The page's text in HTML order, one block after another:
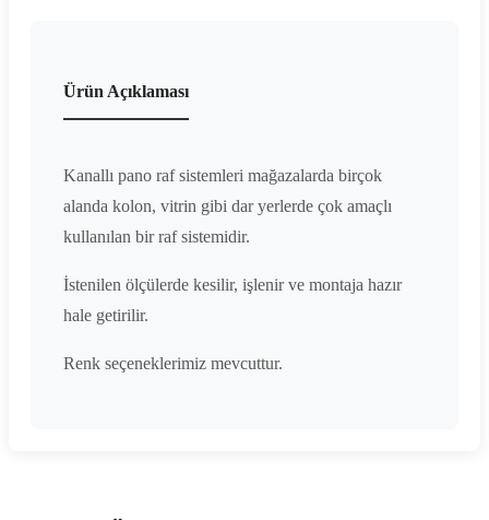
Ürün Açıklaması
Kanallı pano raf sistemleri mağazalarda birçok
alanda kolon, vitrin gibi dar yerlerde çok amaçlı
kullanılan bir raf sistemidir.
İstenilen ölçülerde kesilir, işlenir ve montaja hazır
hale getirilir.
Renk seçeneklerimiz mevcuttur.